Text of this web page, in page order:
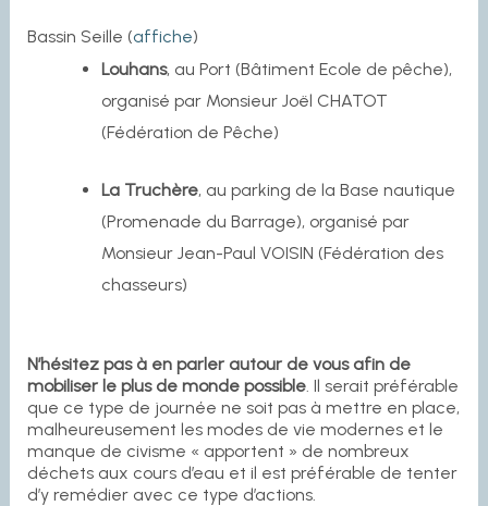
Bassin Seille (affiche)
Louhans, au Port (Bâtiment Ecole de pêche),
organisé par Monsieur Joël CHATOT
(Fédération de Pêche)
La Truchère, au parking de la Base nautique
(Promenade du Barrage), organisé par
Monsieur Jean-Paul VOISIN (Fédération des
chasseurs)
N’hésitez pas à en parler autour de vous afin de
mobiliser le plus de monde possible. Il serait préférable
que ce type de journée ne soit pas à mettre en place,
malheureusement les modes de vie modernes et le
manque de civisme « apportent » de nombreux
déchets aux cours d’eau et il est préférable de tenter
d’y remédier avec ce type d’actions.